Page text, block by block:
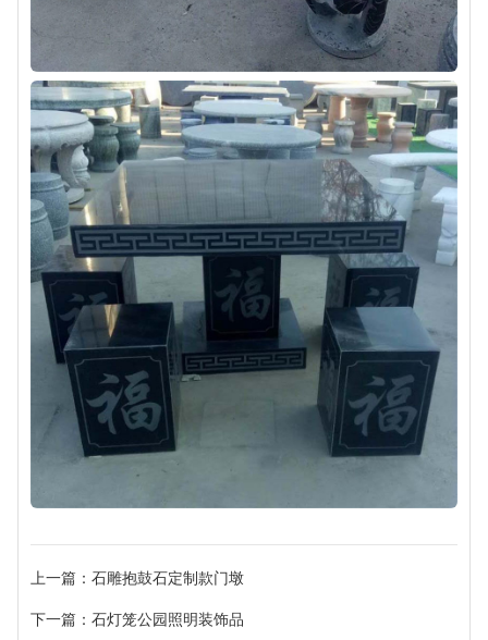
上一篇：石雕抱鼓石定制款门墩
下一篇：石灯笼公园照明装饰品